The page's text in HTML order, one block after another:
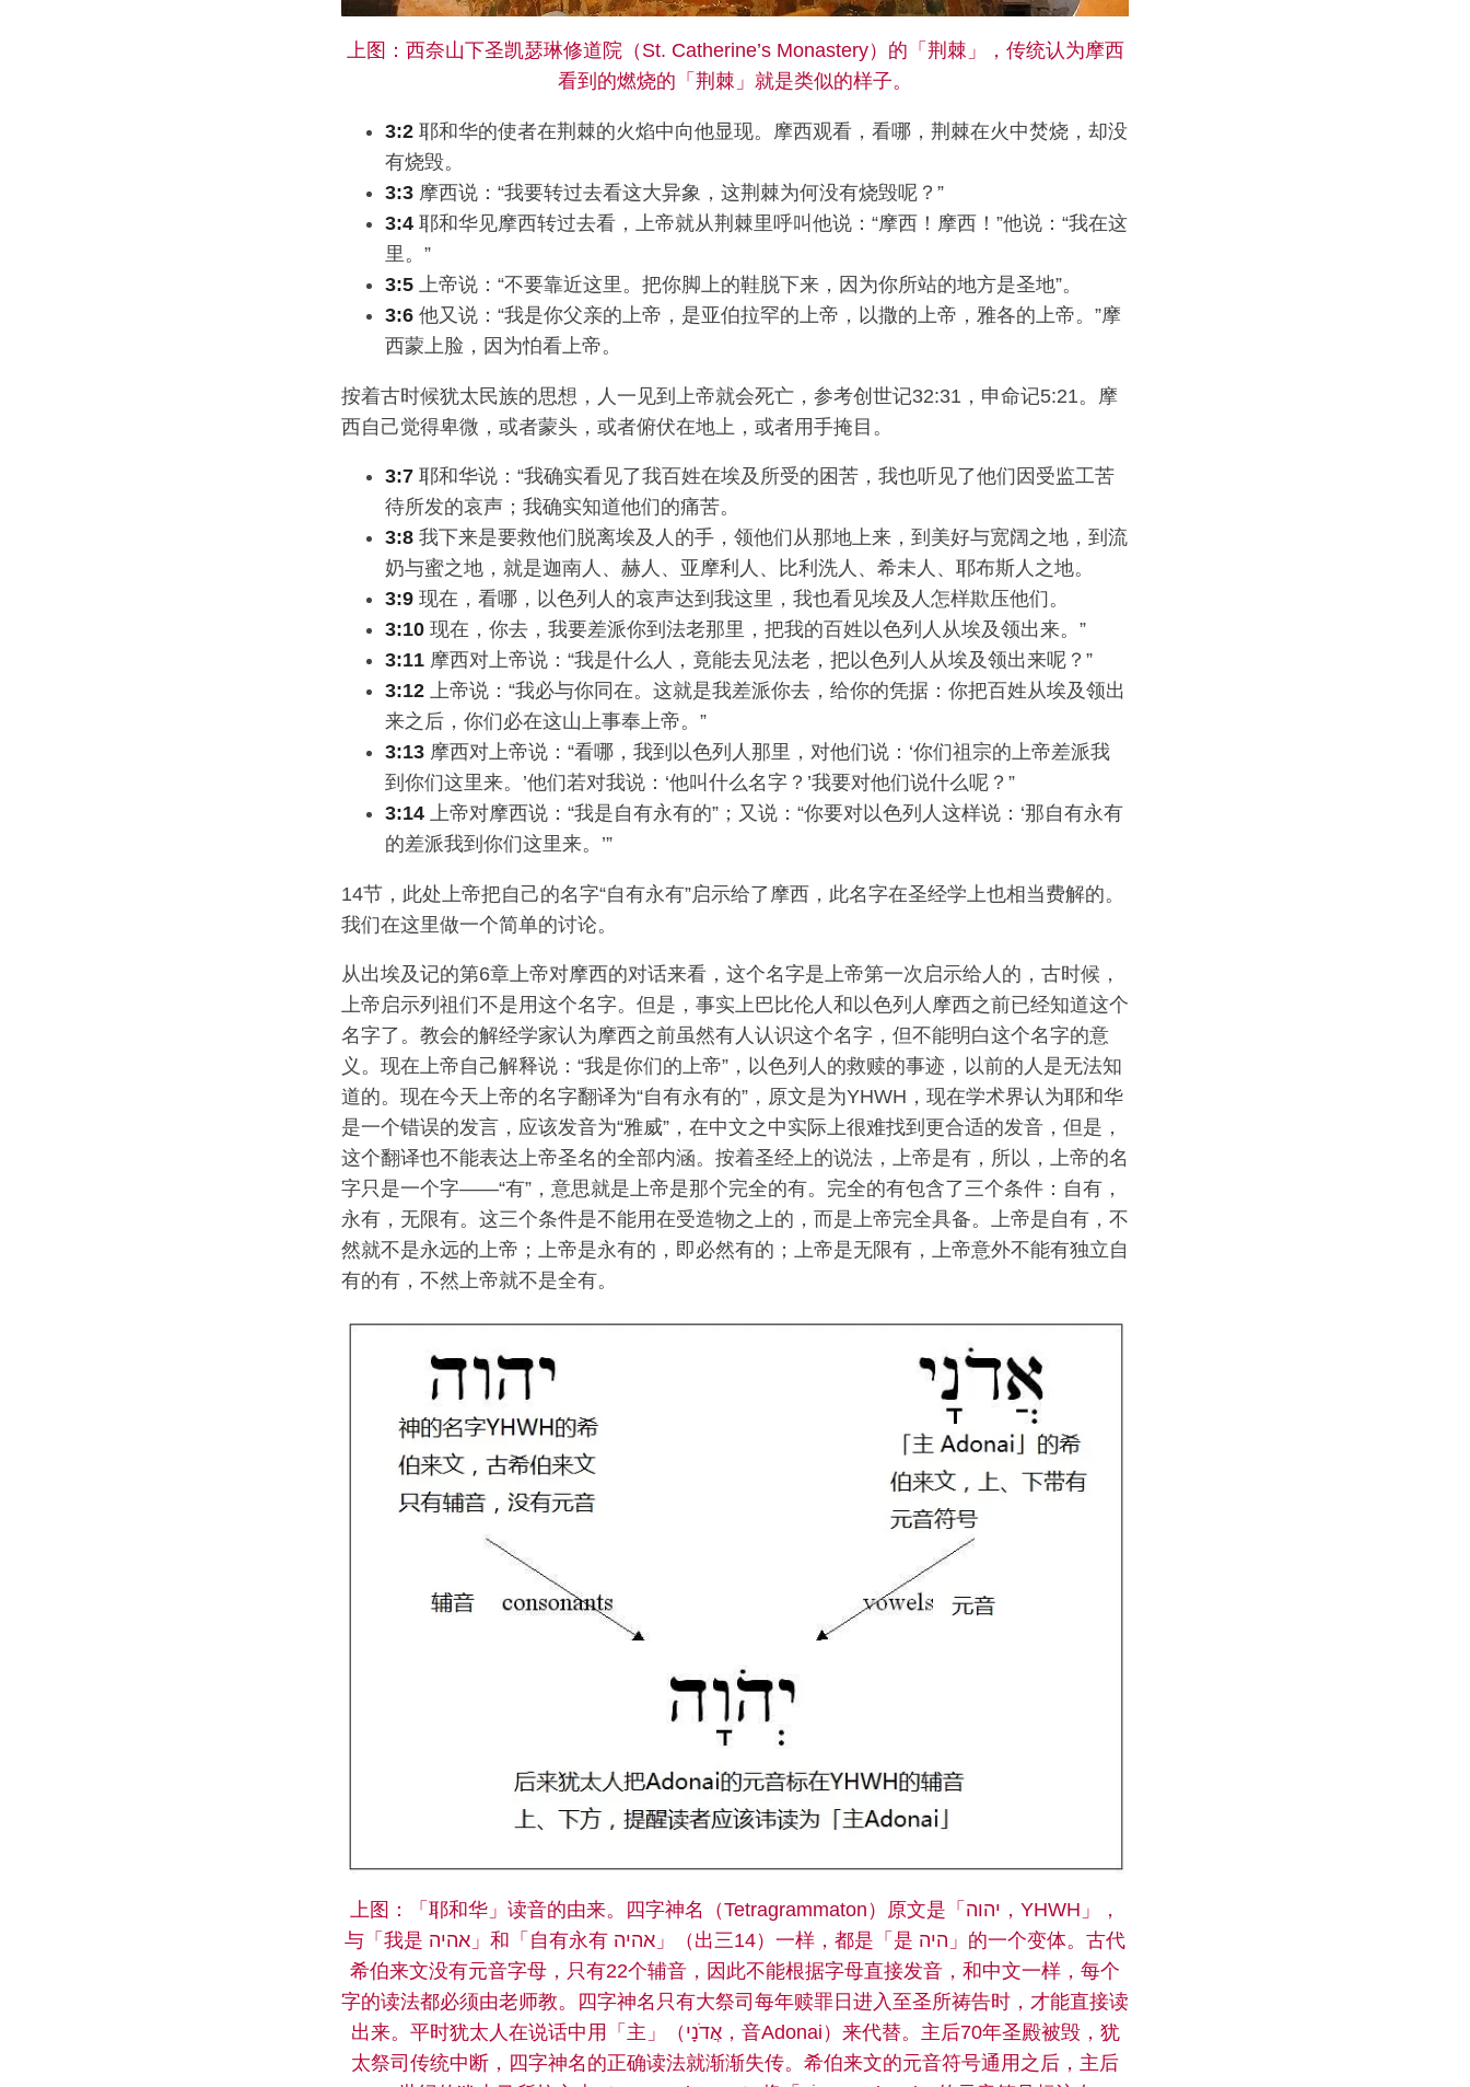
上图：西奈山下圣凯瑟琳修道院（St. Catherine’s Monastery）的「荆棘」，传统认为摩西
看到的燃烧的「荆棘」就是类似的样子。
3:2 耶和华的使者在荆棘的火焰中向他显现。摩西观看，看哪，荆棘在火中焚烧，却没
有烧毁。
3:3 摩西说：“我要转过去看这大异象，这荆棘为何没有烧毁呢？”
3:4 耶和华见摩西转过去看，上帝就从荆棘里呼叫他说：“摩西！摩西！”他说：“我在这
里。”
3:5 上帝说：“不要靠近这里。把你脚上的鞋脱下来，因为你所站的地方是圣地”。
3:6 他又说：“我是你父亲的上帝，是亚伯拉罕的上帝，以撒的上帝，雅各的上帝。”摩
西蒙上脸，因为怕看上帝。
按着古时候犹太民族的思想，人一见到上帝就会死亡，参考创世记32:31，申命记5:21。摩
西自己觉得卑微，或者蒙头，或者俯伏在地上，或者用手掩目。
3:7 耶和华说：“我确实看见了我百姓在埃及所受的困苦，我也听见了他们因受监工苦
待所发的哀声；我确实知道他们的痛苦。
3:8 我下来是要救他们脱离埃及人的手，领他们从那地上来，到美好与宽阔之地，到流
奶与蜜之地，就是迦南人、赫人、亚摩利人、比利洗人、希未人、耶布斯人之地。
3:9 现在，看哪，以色列人的哀声达到我这里，我也看见埃及人怎样欺压他们。
3:10 现在，你去，我要差派你到法老那里，把我的百姓以色列人从埃及领出来。”
3:11 摩西对上帝说：“我是什么人，竟能去见法老，把以色列人从埃及领出来呢？”
3:12 上帝说：“我必与你同在。这就是我差派你去，给你的凭据：你把百姓从埃及领出
来之后，你们必在这山上事奉上帝。”
3:13 摩西对上帝说：“看哪，我到以色列人那里，对他们说：‘你们祖宗的上帝差派我
到你们这里来。’他们若对我说：‘他叫什么名字？’我要对他们说什么呢？”
3:14 上帝对摩西说：“我是自有永有的”；又说：“你要对以色列人这样说：‘那自有永有
的差派我到你们这里来。’”
14节，此处上帝把自己的名字“自有永有”启示给了摩西，此名字在圣经学上也相当费解的。
我们在这里做一个简单的讨论。
从出埃及记的第6章上帝对摩西的对话来看，这个名字是上帝第一次启示给人的，古时候，
上帝启示列祖们不是用这个名字。但是，事实上巴比伦人和以色列人摩西之前已经知道这个
名字了。教会的解经学家认为摩西之前虽然有人认识这个名字，但不能明白这个名字的意
义。现在上帝自己解释说：“我是你们的上帝”，以色列人的救赎的事迹，以前的人是无法知
道的。现在今天上帝的名字翻译为“自有永有的”，原文是为YHWH，现在学术界认为耶和华
是一个错误的发言，应该发音为“雅威”，在中文之中实际上很难找到更合适的发音，但是，
这个翻译也不能表达上帝圣名的全部内涵。按着圣经上的说法，上帝是有，所以，上帝的名
字只是一个字——“有”，意思就是上帝是那个完全的有。完全的有包含了三个条件：自有，
永有，无限有。这三个条件是不能用在受造物之上的，而是上帝完全具备。上帝是自有，不
然就不是永远的上帝；上帝是永有的，即必然有的；上帝是无限有，上帝意外不能有独立自
有的有，不然上帝就不是全有。
上图：「耶和华」读音的由来。四字神名（Tetragrammaton）原文是「יהוה‎‎，YHWH」，
与「我是 אהיה」和「自有永有 אהיה」（出三14）一样，都是「是 היה」的一个变体。古代
希伯来文没有元音字母，只有22个辅音，因此不能根据字母直接发音，和中文一样，每个
字的读法都必须由老师教。四字神名只有大祭司每年赎罪日进入至圣所祷告时，才能直接读
出来。平时犹太人在说话中用「主」（אֲדֹנָי‎‎，音Adonai）来代替。主后70年圣殿被毁，犹
太祭司传统中断，四字神名的正确读法就渐渐失传。希伯来文的元音符号通用之后，主后